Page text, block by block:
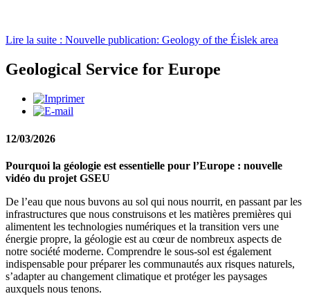
Lire la suite : Nouvelle publication: Geology of the Éislek area
Geological Service for Europe
12/03/2026
Pourquoi la géologie est essentielle pour l’Europe : nouvelle
vidéo du projet GSEU
De l’eau que nous buvons au sol qui nous nourrit, en passant par les
infrastructures que nous construisons et les matières premières qui
alimentent les technologies numériques et la transition vers une
énergie propre, la géologie est au cœur de nombreux aspects de
notre société moderne. Comprendre le sous‑sol est également
indispensable pour préparer les communautés aux risques naturels,
s’adapter au changement climatique et protéger les paysages
auxquels nous tenons.